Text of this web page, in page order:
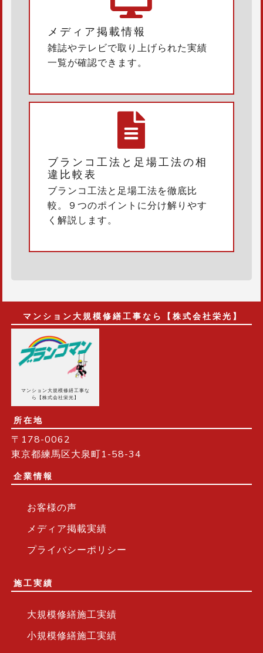
メディア掲載情報
雑誌やテレビで取り上げられた実績
一覧が確認できます。
ブランコ工法と足場工法の相
違比較表
ブランコ工法と足場工法を徹底比
較。９つのポイントに分け解りやす
く解説します。
マンション大規模修繕工事なら【株式会社栄光】
マンション大規模修繕工事な
ら【株式会社栄光】
所在地
〒178-0062
東京都練馬区大泉町1-58-34
企業情報
お客様の声
メディア掲載実績
プライバシーポリシー
施工実績
大規模修繕施工実績
小規模修繕施工実績